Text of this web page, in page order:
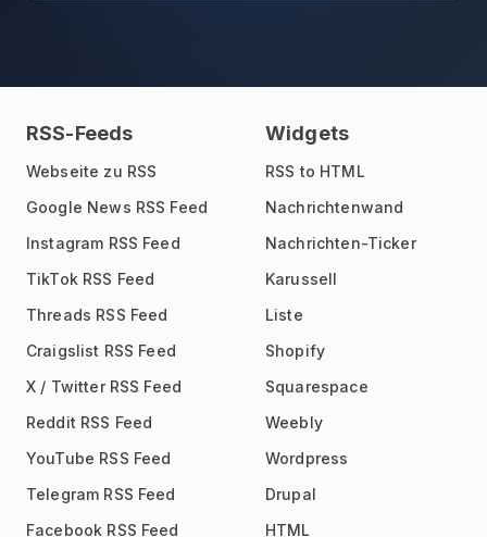
RSS-Feeds
Webseite zu RSS
Google News RSS Feed
Instagram RSS Feed
TikTok RSS Feed
Threads RSS Feed
Craigslist RSS Feed
X / Twitter RSS Feed
Reddit RSS Feed
YouTube RSS Feed
Telegram RSS Feed
Facebook RSS Feed
Widgets
RSS to HTML
Nachrichtenwand
Nachrichten-Ticker
Karussell
Liste
Shopify
Squarespace
Weebly
Wordpress
Drupal
HTML